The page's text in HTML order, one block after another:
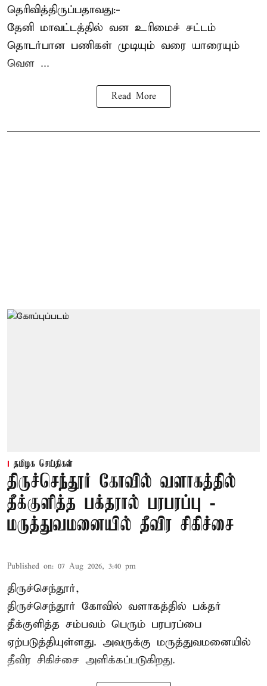
தெரிவித்திருப்பதாவது:-
தேனி மாவட்டத்தில் வன உரிமைச் சட்டம்
தொடர்பான பணிகள் முடியும் வரை யாரையும்
வெள ...
Read More
தமிழக செய்திகள்
திருச்செந்தூர் கோவில் வளாகத்தில்
தீக்குளித்த பக்தரால் பரபரப்பு -
மருத்துவமனையில் தீவிர சிகிச்சை
Published on: 07 Aug 2026, 3:40 pm
திருச்செந்தூர்,
திருச்செந்தூர் கோவில் வளாகத்தில் பக்தர்
தீக்குளித்த சம்பவம் பெரும் பரபரப்பை
ஏற்படுத்தியுள்ளது. அவருக்கு மருத்துவமனையில்
தீவிர சிகிச்சை அளிக்கப்படுகிறது.